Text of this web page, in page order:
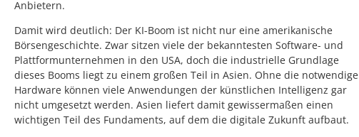
Anbietern.
Damit wird deutlich: Der KI-Boom ist nicht nur eine amerikanische
Börsengeschichte. Zwar sitzen viele der bekanntesten Software- und
Plattformunternehmen in den USA, doch die industrielle Grundlage
dieses Booms liegt zu einem großen Teil in Asien. Ohne die notwendige
Hardware können viele Anwendungen der künstlichen Intelligenz gar
nicht umgesetzt werden. Asien liefert damit gewissermaßen einen
wichtigen Teil des Fundaments, auf dem die digitale Zukunft aufbaut.